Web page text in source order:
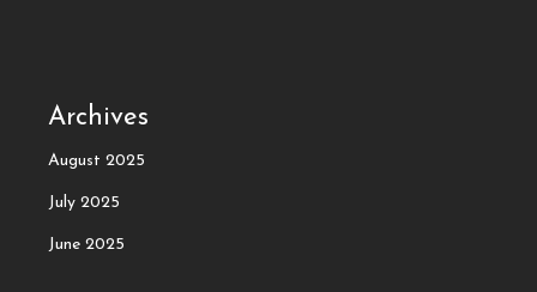
Archives
August 2025
July 2025
June 2025